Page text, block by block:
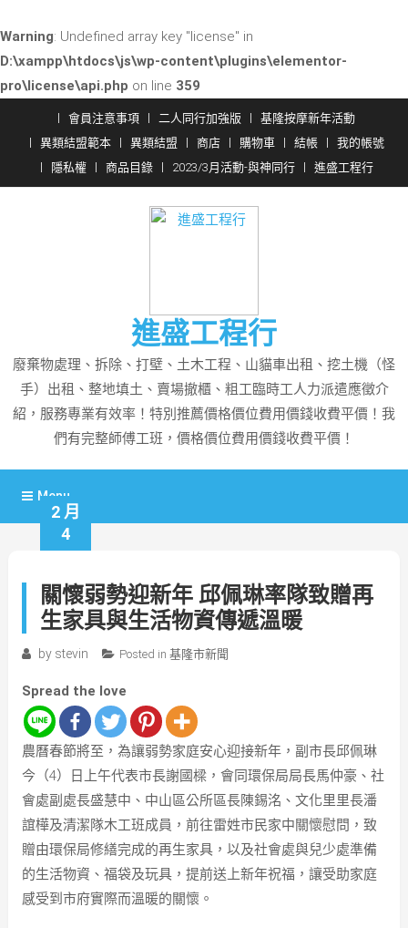
Warning: Undefined array key "license" in
D:\xampp\htdocs\js\wp-content\plugins\elementor-
pro\license\api.php on line 359
content
會員注意事項 二人同行加強版
基隆按摩新年活動
異類結盟範本
異類結盟 商店 購物車 結帳
我的帳號
隱私權
商品目錄 2023/3月活動-與神同行 進盛工程行
進盛工程行
廢棄物處理、拆除、打壁、土木工程、山貓車出租、挖土機（怪
手）出租、整地填土、賣場撤櫃、粗工臨時工人力派遣應徵介
紹，服務專業有效率！特別推薦價格價位費用價錢收費平價！我
們有完整師傅工班，價格價位費用價錢收費平價！
Menu
2 月
4
關懷弱勢迎新年 邱佩琳率隊致贈再
生家具與生活物資傳遞溫暖
by stevin Posted in 基隆市新聞
Spread the love
農曆春節將至，為讓弱勢家庭安心迎接新年，副市長邱佩琳
今（4）日上午代表市長謝國樑，會同環保局局長馬仲豪、社
會處副處長盛慧中、中山區公所區長陳錫洺、文化里里長潘
誼樺及清潔隊木工班成員，前往雷姓市民家中關懷慰問，致
贈由環保局修繕完成的再生家具，以及社會處與兒少處準備
的生活物資、福袋及玩具，提前送上新年祝福，讓受助家庭
感受到市府實際而溫暖的關懷。